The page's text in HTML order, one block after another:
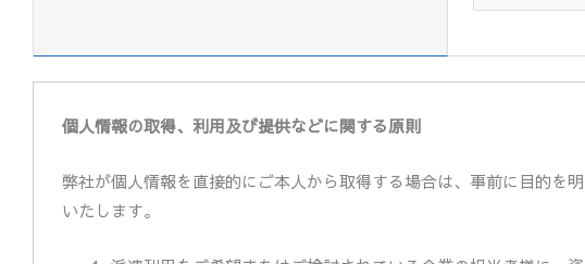
個人情報の取得、利用及び提供などに関する原則
弊社が個人情報を直接的にご本人から取得する場合は、事前に目的を
いたします。